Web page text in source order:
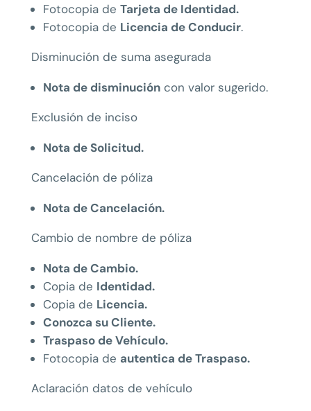
Fotocopia de Tarjeta de Identidad.
Fotocopia de Licencia de Conducir.
Disminución de suma asegurada
Nota de disminucióncon valor sugerido.
Exclusión de inciso
Nota de Solicitud.
Cancelación de póliza
Nota de Cancelación.
Cambio de nombre de póliza
Nota de Cambio.
Copia de Identidad.
Copia de Licencia.
Conozca su Cliente.
Traspaso de Vehículo.
Fotocopia de autentica de Traspaso.
Aclaración datos de vehículo